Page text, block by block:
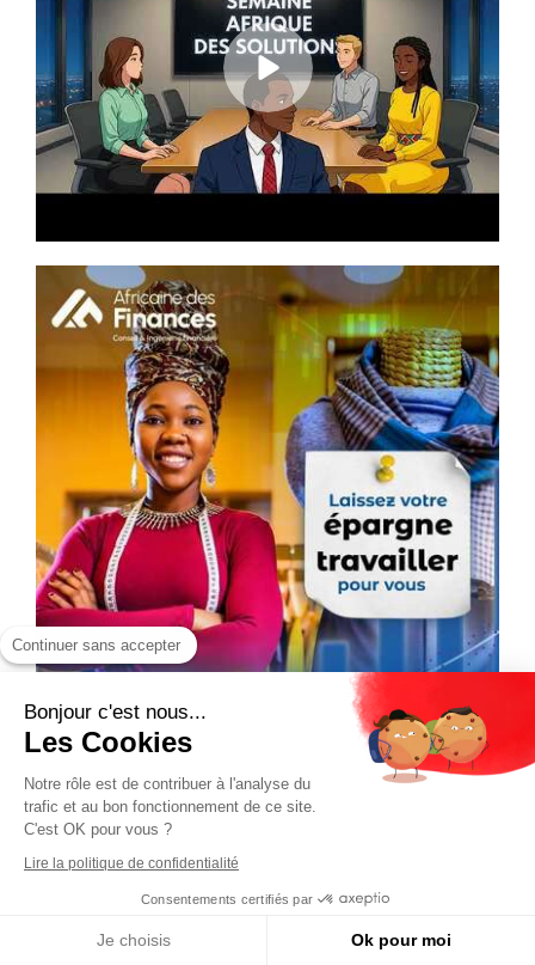
Continuer sans accepter
Bonjour c'est nous...
Les Cookies
Notre rôle est de contribuer à l'analyse du
trafic et au bon fonctionnement de ce site.
C'est OK pour vous ?
Lire la politique de confidentialité
Consentements certifiés par
Je choisis Ok pour moi